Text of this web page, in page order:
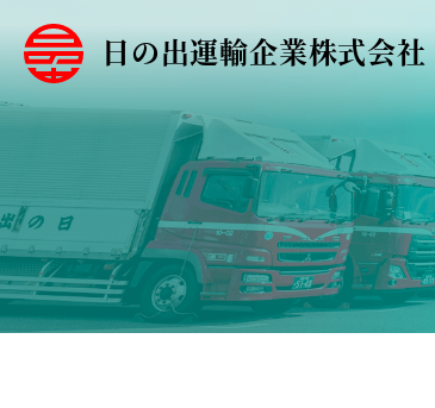
日の出運輸企業株式会社